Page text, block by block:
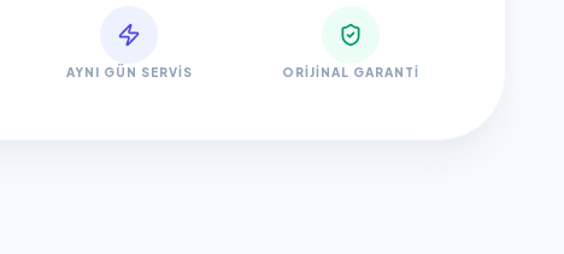
AYNI GÜN SERVIS ORIJINAL GARANTI